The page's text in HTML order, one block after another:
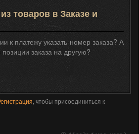
товаров в Заказе и
к платежу указать номер заказа? А
заказа на другую?
, чтобы присоединиться к